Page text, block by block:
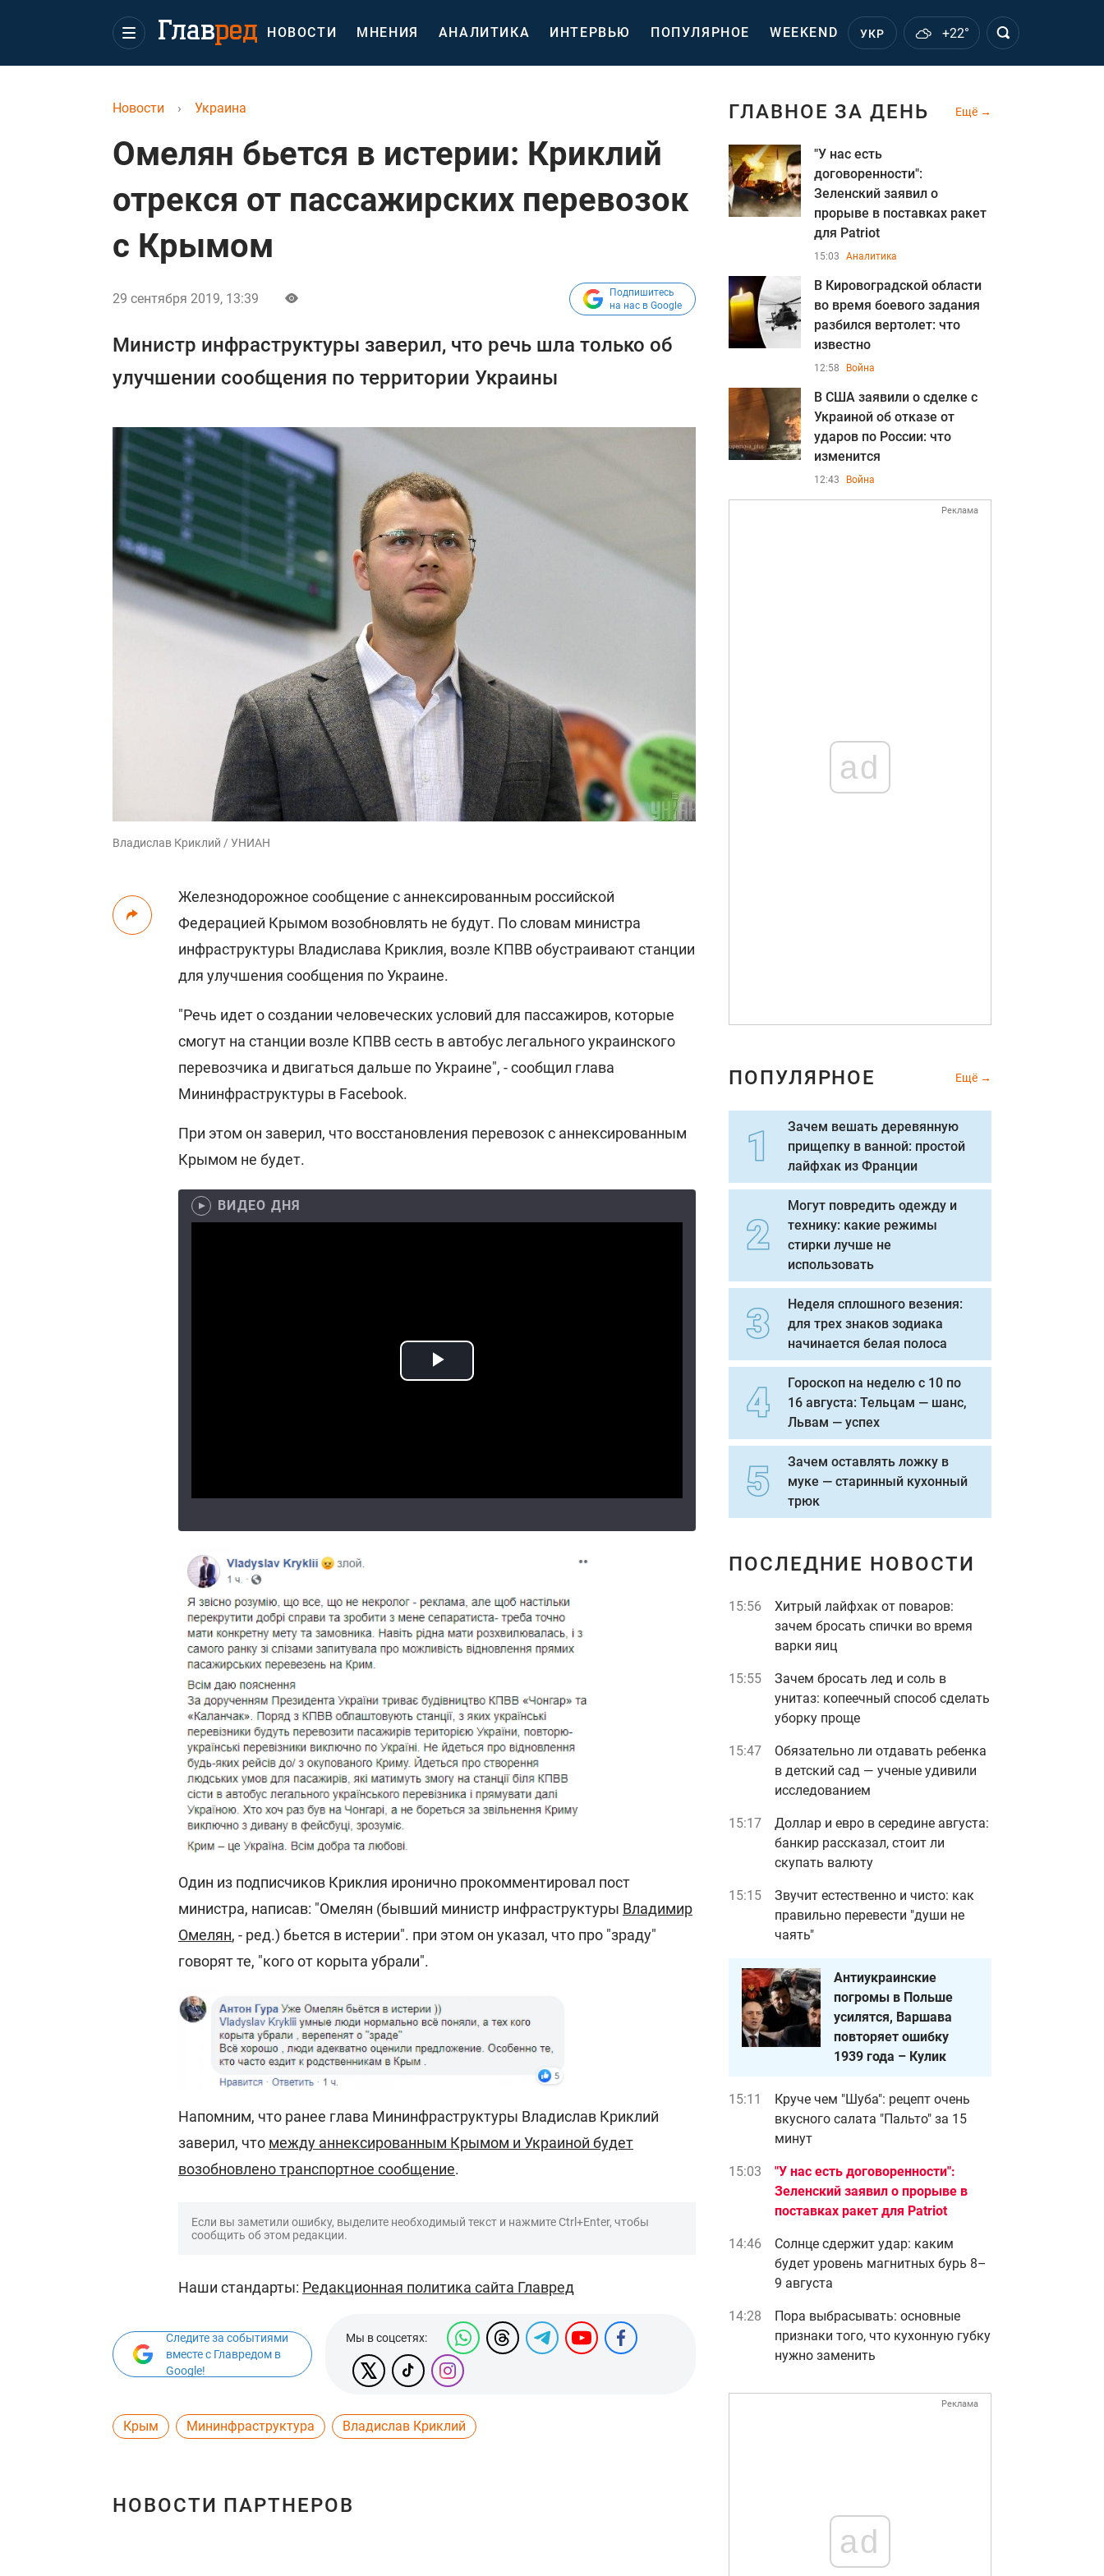
НОВОСТИ МНЕНИЯ АНАЛИТИКА ИНТЕРВЬЮ ПОПУЛЯРНОЕ WEEKEND УКР +22°
Новости › Украина
Омелян бьется в истерии: Криклий
отрекся от пассажирских перевозок
с Крымом
29 сентября 2019, 13:39
Подпишитесь
на нас в Google
Министр инфраструктуры заверил, что речь шла только об
улучшении сообщения по территории Украины
Владислав Криклий / УНИАН
Железнодорожное сообщение с аннексированным российской
Федерацией Крымом возобновлять не будут. По словам министра
инфраструктуры Владислава Криклия, возле КПВВ обустраивают станции
для улучшения сообщения по Украине.
"Речь идет о создании человеческих условий для пассажиров, которые
смогут на станции возле КПВВ сесть в автобус легального украинского
перевозчика и двигаться дальше по Украине", - сообщил глава
Мининфраструктуры в Facebook.
При этом он заверил, что восстановления перевозок с аннексированным
Крымом не будет.
ВИДЕО ДНЯ
Один из подписчиков Криклия иронично прокомментировал пост
министра, написав: "Омелян (бывший министр инфраструктуры Владимир
Омелян, - ред.) бьется в истерии". при этом он указал, что про "зраду"
говорят те, "кого от корыта убрали".
Напомним, что ранее глава Мининфраструктуры Владислав Криклий
заверил, что между аннексированным Крымом и Украиной будет
возобновлено транспортное сообщение.
Если вы заметили ошибку, выделите необходимый текст и нажмите Ctrl+Enter, чтобы
сообщить об этом редакции.
Наши стандарты: Редакционная политика сайта Главред
Следите за событиями
вместе с Главредом в
Google!
Мы в соцсетях:
Крым Мининфраструктура Владислав Криклий
НОВОСТИ ПАРТНЕРОВ
ГЛАВНОЕ ЗА ДЕНЬ Ещё
"У нас есть
договоренности":
Зеленский заявил о
прорыве в поставках ракет
для Patriot
15:03 Аналитика
В Кировоградской области
во время боевого задания
разбился вертолет: что
известно
12:58 Война
В США заявили о сделке с
Украиной об отказе от
ударов по России: что
изменится
12:43 Война
Реклама
ad
ПОПУЛЯРНОЕ Ещё
Зачем вешать деревянную
прищепку в ванной: простой
лайфхак из Франции
Могут повредить одежду и
технику: какие режимы
стирки лучше не
использовать
Неделя сплошного везения:
для трех знаков зодиака
начинается белая полоса
Гороскоп на неделю с 10 по
16 августа: Тельцам — шанс,
Львам — успех
Зачем оставлять ложку в
муке — старинный кухонный
трюк
ПОСЛЕДНИЕ НОВОСТИ
15:56
Хитрый лайфхак от поваров:
зачем бросать спички во время
варки яиц
15:55
Зачем бросать лед и соль в
унитаз: копеечный способ сделать
уборку проще
15:47
Обязательно ли отдавать ребенка
в детский сад — ученые удивили
исследованием
15:17
Доллар и евро в середине августа:
банкир рассказал, стоит ли
скупать валюту
15:15
Звучит естественно и чисто: как
правильно перевести "души не
чаять"
Антиукраинские
погромы в Польше
усилятся, Варшава
повторяет ошибку
1939 года – Кулик
15:11
Круче чем "Шуба": рецепт очень
вкусного салата "Пальто" за 15
минут
15:03
"У нас есть договоренности":
Зеленский заявил о прорыве в
поставках ракет для Patriot
14:46
Солнце сдержит удар: каким
будет уровень магнитных бурь 8–
9 августа
14:28
Пора выбрасывать: основные
признаки того, что кухонную губку
нужно заменить
Реклама
ad